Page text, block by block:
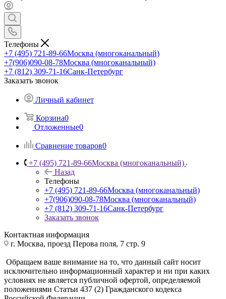
Телефоны
+7 (495) 721-89-66Москва (многоканальный)
+7(906)090-08-78Москва (многоканальный)
+7 (812) 309-71-16Санк-Петербург
Заказать звонок
Личный кабинет
Корзина0
Отложенные0
Сравнение товаров0
+7 (495) 721-89-66Москва (многоканальный)
Назад
Телефоны
+7 (495) 721-89-66Москва (многоканальный)
+7(906)090-08-78Москва (многоканальный)
+7 (812) 309-71-16Санк-Петербург
Заказать звонок
Контактная информация
г. Москва, проезд Перова поля, 7 стр. 9
Обращаем ваше внимание на то, что данный сайт носит
исключительно информационный характер и ни при каких
условиях не является публичной офертой, определяемой
положениями Статьи 437 (2) Гражданского кодекса